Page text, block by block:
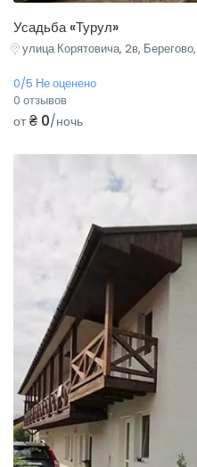
Усадьба «Турул»
улица Корятовича, 2в,
0/5 Не оценено
0 отзывов
от₴ 0/ночь